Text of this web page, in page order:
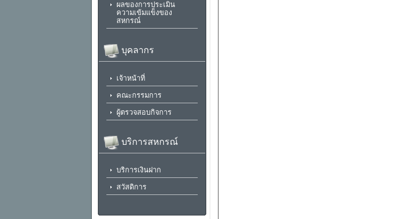
ผลของการประเมิน
ความเข้มแข็งของ
สหกรณ์
บุคลากร
เจ้าหน้าที่
คณะกรรมการ
ผู้ตรวจสอบกิจการ
บริการสหกรณ์
บริการเงินฝาก
สวัสดิการ